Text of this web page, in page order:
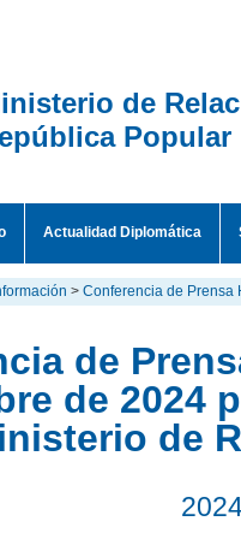
de
Popular
Actualidad Diplomática
> Conferencia de Prensa
de
de 2024
de